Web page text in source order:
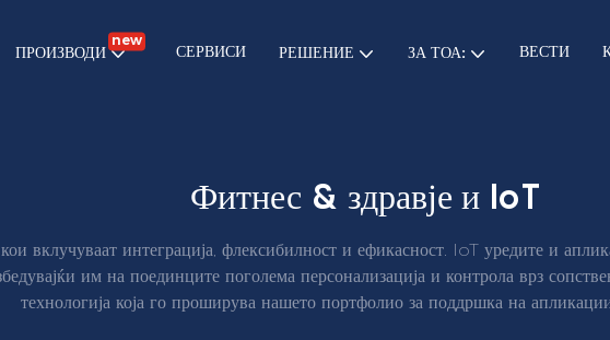
ПРОИЗВОДИ
new
СЕРВИСИ РЕШЕНИЕ ЗА ТОА: ВЕСТИ
Фитнес & здравје и IoT
вклучуваат интеграција, флексибилност и ефикасност. IoT уредите и
им на поединците поголема персонализација и контрола врз
технологија која го проширува нашето портфолио за поддршка на